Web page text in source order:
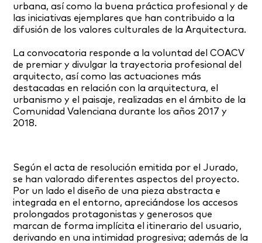
urbana, así como la buena práctica profesional y de
las iniciativas ejemplares que han contribuido a la
difusión de los valores culturales de la Arquitectura.
La convocatoria responde a la voluntad del COACV
de premiar y divulgar la trayectoria profesional del
arquitecto, así como las actuaciones más
destacadas en relación con la arquitectura, el
urbanismo y el paisaje, realizadas en el ámbito de la
Comunidad Valenciana durante los años 2017 y
2018.
Según el acta de resolución emitida por el Jurado,
se han valorado diferentes aspectos del proyecto.
Por un lado el diseño de una pieza abstracta e
integrada en el entorno, apreciándose los accesos
prolongados protagonistas y generosos que
marcan de forma implícita el itinerario del usuario,
derivando en una intimidad progresiva; además de la